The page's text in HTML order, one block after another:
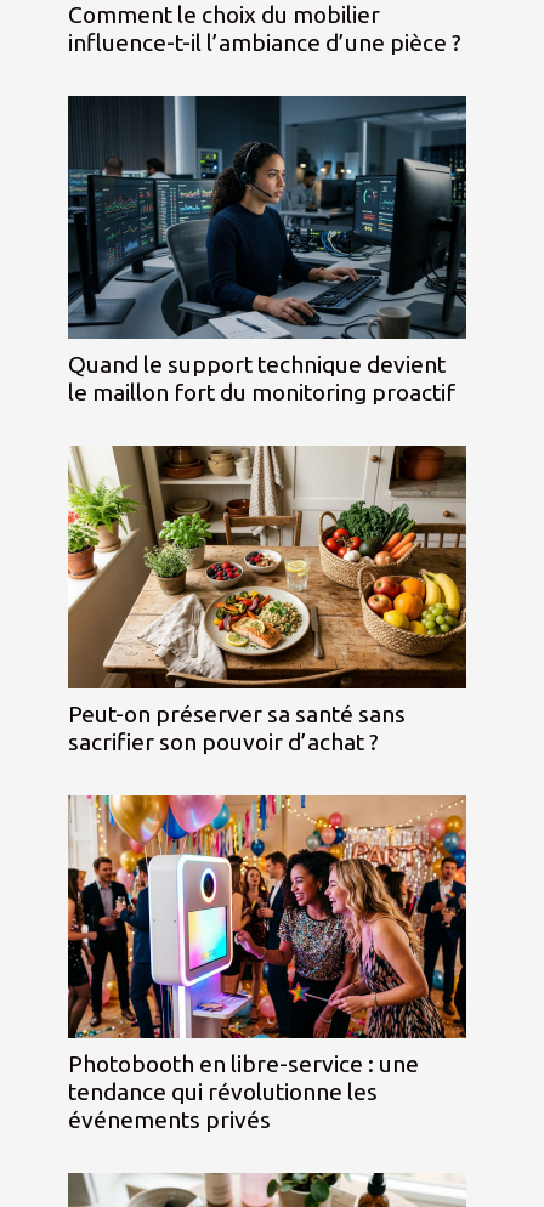
Comment le choix du mobilier
influence-t-il l’ambiance d’une pièce ?
Quand le support technique devient
le maillon fort du monitoring proactif
Peut-on préserver sa santé sans
sacrifier son pouvoir d’achat ?
Photobooth en libre-service : une
tendance qui révolutionne les
événements privés